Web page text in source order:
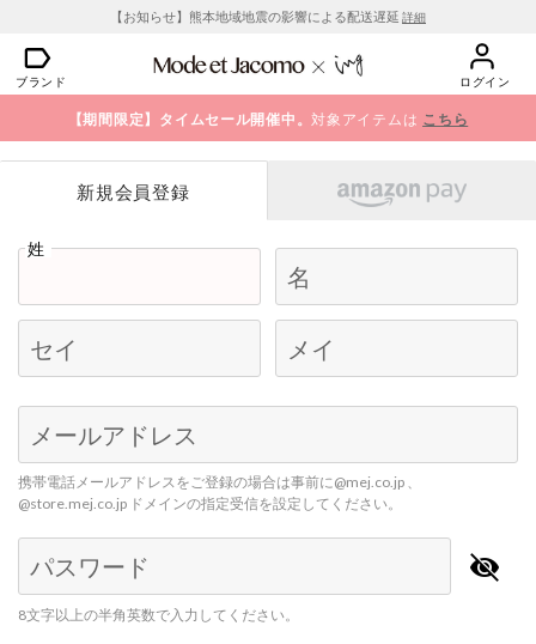
【お知らせ】熊本地域地震の影響による配送遅延 詳細
ブランド ログイン
【期間限定】タイムセール開催中。対象アイテムは こちら
新規会員登録
姓
名
セイ メイ
Begin typing for results.
メールアドレス
携帯電話メールアドレスをご登録の場合は事前に@mej.co.jp 、
@store.mej.co.jp ドメインの指定受信を設定してください。
パスワード
8文字以上の半角英数で入力してください。